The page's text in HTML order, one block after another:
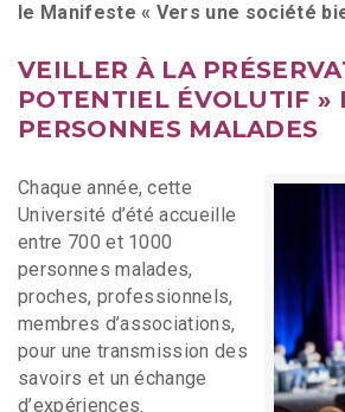
le Manifeste « Vers une société
VEILLER À LA
POTENTIEL ÉVOLUTIF »
PERSONNES MALADES
Chaque année, cette
Université d’été accueille
entre 700 et 1000
personnes malades,
proches, professionnels,
membres d’associations,
pour une transmission des
savoirs et un échange
d’expériences.